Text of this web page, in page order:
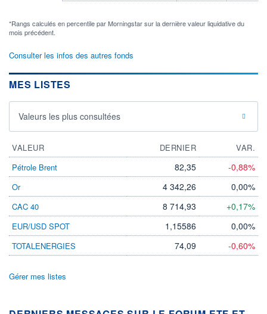
*Rangs calculés en percentile par Morningstar sur la dernière valeur liquidative du
mois précédent.
Consulter les infos des autres fonds
MES LISTES
Valeurs les plus consultées
VALEUR DERNIER
VAR.
Pétrole Brent
82,35 -0,88%
Or 4 342,26 0,00%
CAC 40 8 714,93 +0,17%
EUR/USD SPOT 1,15586 0,00%
TOTALENERGIES 74,09 -0,60%
Gérer mes listes